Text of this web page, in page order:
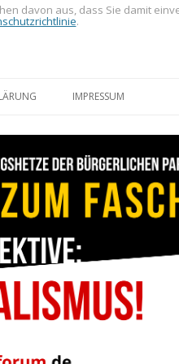
IMPRESSUM
davon aus, dass Sie damit
.